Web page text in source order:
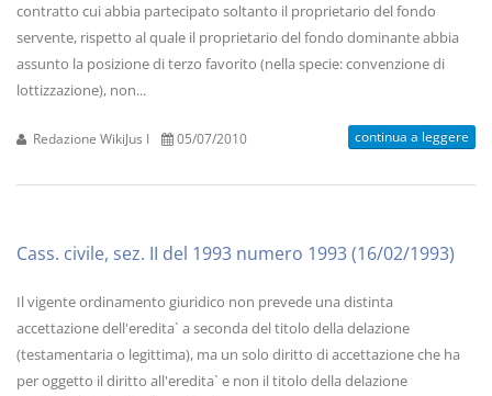
contratto cui abbia partecipato soltanto il proprietario del fondo
servente, rispetto al quale il proprietario del fondo dominante abbia
assunto la posizione di terzo favorito (nella specie: convenzione di
lottizzazione), non...
Redazione WikiJus I 05/07/2010 continua a leggere
Cass. civile, sez. II del 1993 numero 1993 (16/02/1993)
Il vigente ordinamento giuridico non prevede una distinta
accettazione dell'eredita` a seconda del titolo della delazione
(testamentaria o legittima), ma un solo diritto di accettazione che ha
per oggetto il diritto all'eredita` e non il titolo della delazione